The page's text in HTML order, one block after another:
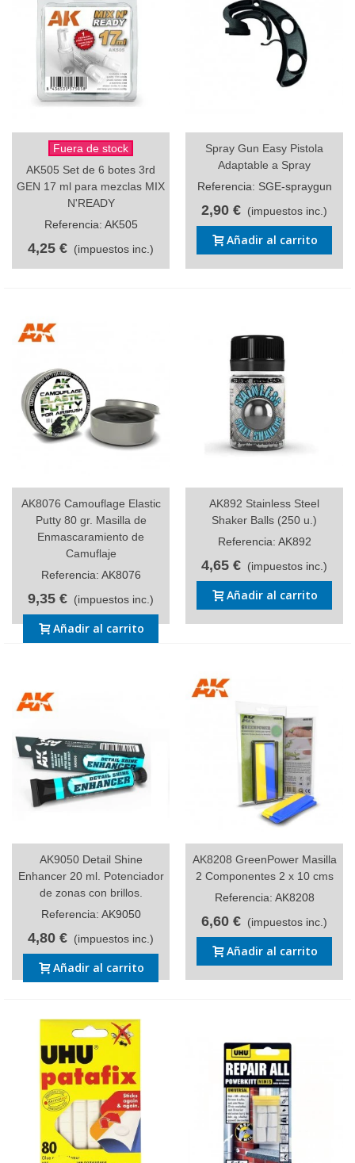
Fuera de stock
AK505 Set de 6 botes 3rd
GEN 17 ml para mezclas MIX
N'READY
Referencia: AK505
4,25 € (impuestos inc.)
Spray Gun Easy Pistola
Adaptable a Spray
Referencia: SGE-spraygun
2,90 € (impuestos inc.)
Añadir al carrito
AK8076 Camouflage Elastic
Putty 80 gr. Masilla de
Enmascaramiento de
Camuflaje
Referencia: AK8076
9,35 € (impuestos inc.)
Añadir al carrito
AK892 Stainless Steel
Shaker Balls (250 u.)
Referencia: AK892
4,65 € (impuestos inc.)
Añadir al carrito
AK9050 Detail Shine
Enhancer 20 ml. Potenciador
de zonas con brillos.
Referencia: AK9050
4,80 € (impuestos inc.)
Añadir al carrito
AK8208 GreenPower Masilla
2 Componentes 2 x 10 cms
Referencia: AK8208
6,60 € (impuestos inc.)
Añadir al carrito